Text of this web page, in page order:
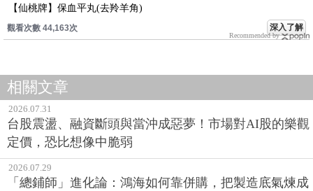
【仙桃牌】保血平丸(去羚羊角)
觀看次數 44,163次 深入了解
Recommended by
相關文章
2026.07.31
台股震盪、融資斷頭與當沖成惡夢！市場對AI股的樂觀
定價，恐比想像中脆弱
2026.07.29
「總鋪師」進化論：鴻海如何靠併購，把製造底氣煉成